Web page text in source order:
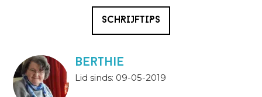
SCHRIJFTIPS
berthie
Lid sinds: 09-05-2019